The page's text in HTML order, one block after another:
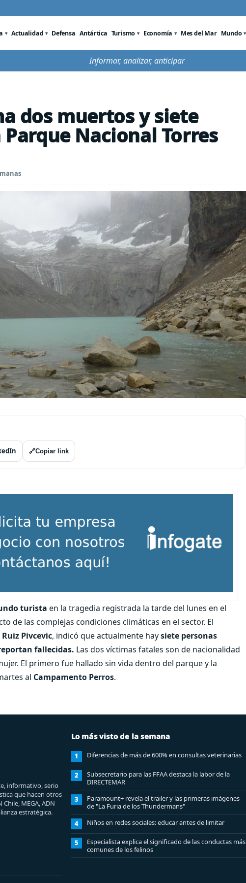
Actualidad Defensa Antártica Turismo Economía Mes del Mar Mundo
Informar, analizar, anticipar
dos muertos y siete
Nacional Torres
🔗Copiar link
turista en la tragedia registrada la tarde del lunes en el
de las complejas condiciones climáticas en el sector. El
Ruiz Pivcevic, indicó que actualmente haysiete personas
fallecidas. Las dos víctimas fatales son de nacionalidad
El primero fue hallado sin vida dentro del parque y la
al Campamento Perros.
informativo, serio
que hacen otros
MEGA, ADN
estratégica.
Lo más visto de la semana
1 Diferencias de más de 600% en consultas veterinarias
2
Subsecretario para las FFAA destaca la labor de la
DIRECTEMAR
3
Paramount+ revela el trailer y las primeras imágenes
de "La Furia de los Thundermans"
4 Niños en redes sociales: educar antes de limitar
5
Especialista explica el significado de las conductas más
comunes de los felinos